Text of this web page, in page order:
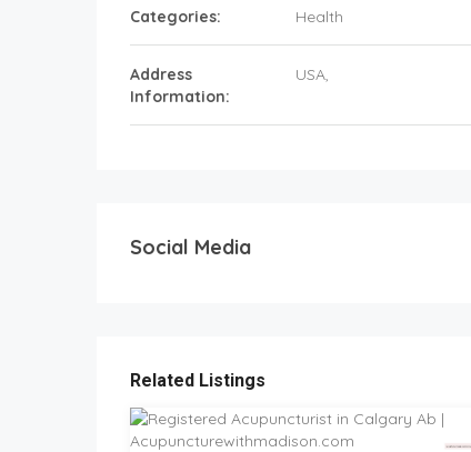
Categories: Health
Address
Information:
USA,
Social Media
Related Listings